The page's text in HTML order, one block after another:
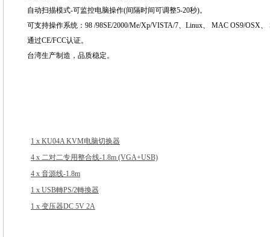
自动扫描模式-可监控电脑操作(间隔时间可调整5-20秒)。
可支持操作系统： 98 /98SE/2000/Me/Xp/VISTA/7、Linux、 MAC OS9/OSX、
通过CE/FCC认证。
台湾生产制造，品质稳定。
1 x KU04A KVM电脑切换器
4 x 二对二专用整合线-1.8m (VGA+USB)
4 x 音源线-1.8m
1 x USB轉PS/2轉換器
1 x 变压器DC 5V 2A